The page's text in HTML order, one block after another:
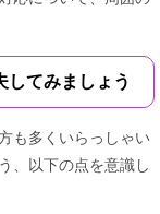
してみましょう
も多くいらっしゃい
、以下の点を意識し